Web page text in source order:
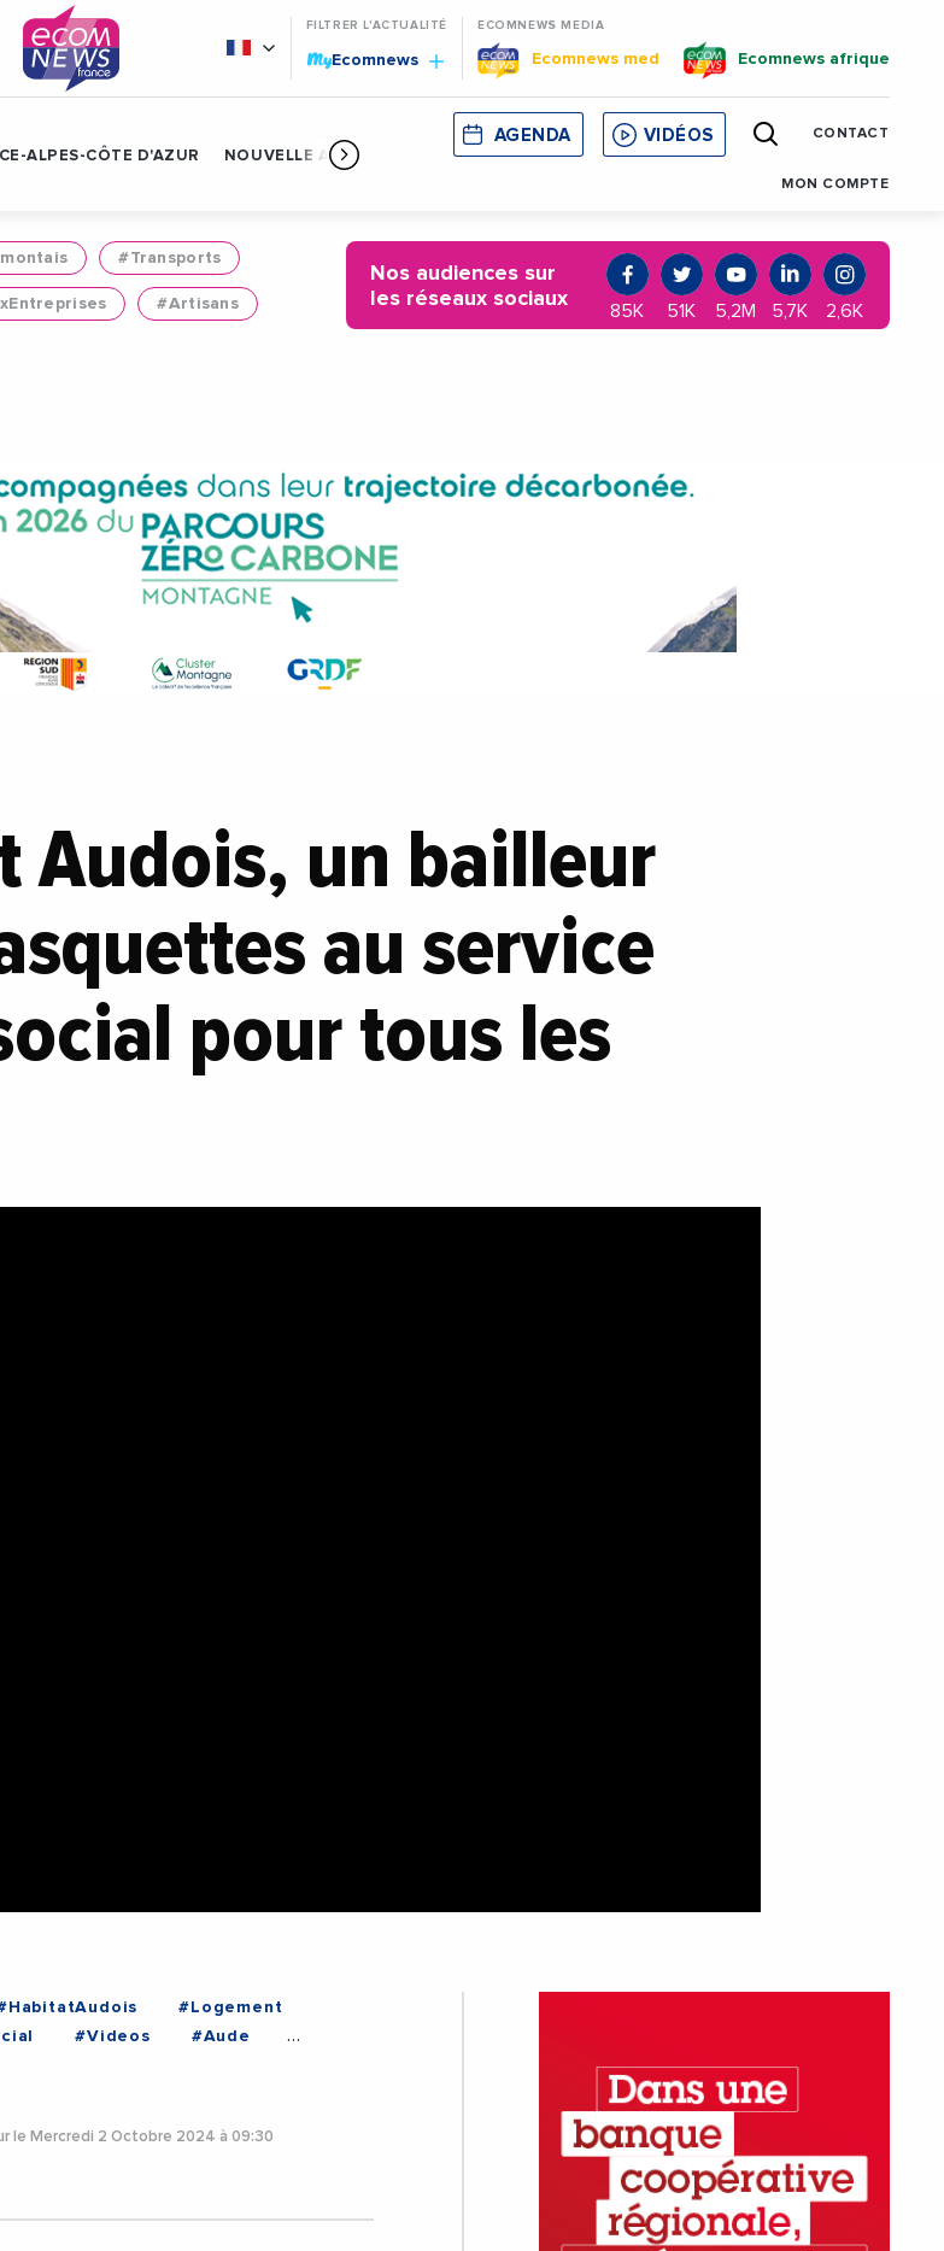
FILTRER L'ACTUALITÉ
MyEcomnews
ECOMNEWS MEDIA
Ecomnews med Ecomnews afrique
ALPES-CÔTE D'AZUR NOUVELLE AQUITAINE CORSE MONACO CATALOGNE
AGENDA VIDÉOS CONTACT
MON COMPTE
#Transports
#Artisans
Nos audiences sur
les réseaux sociaux
85K 51K 5,2M 5,7K 2,6K
Audois, un bailleur
au service
pour tous les
#Logement
#Videos
#Aude
le Mercredi 2 Octobre 2024 à 09:30